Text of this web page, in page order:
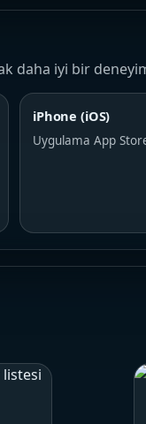
daha iyi bir
iPhone (iOS)
Uygulama App